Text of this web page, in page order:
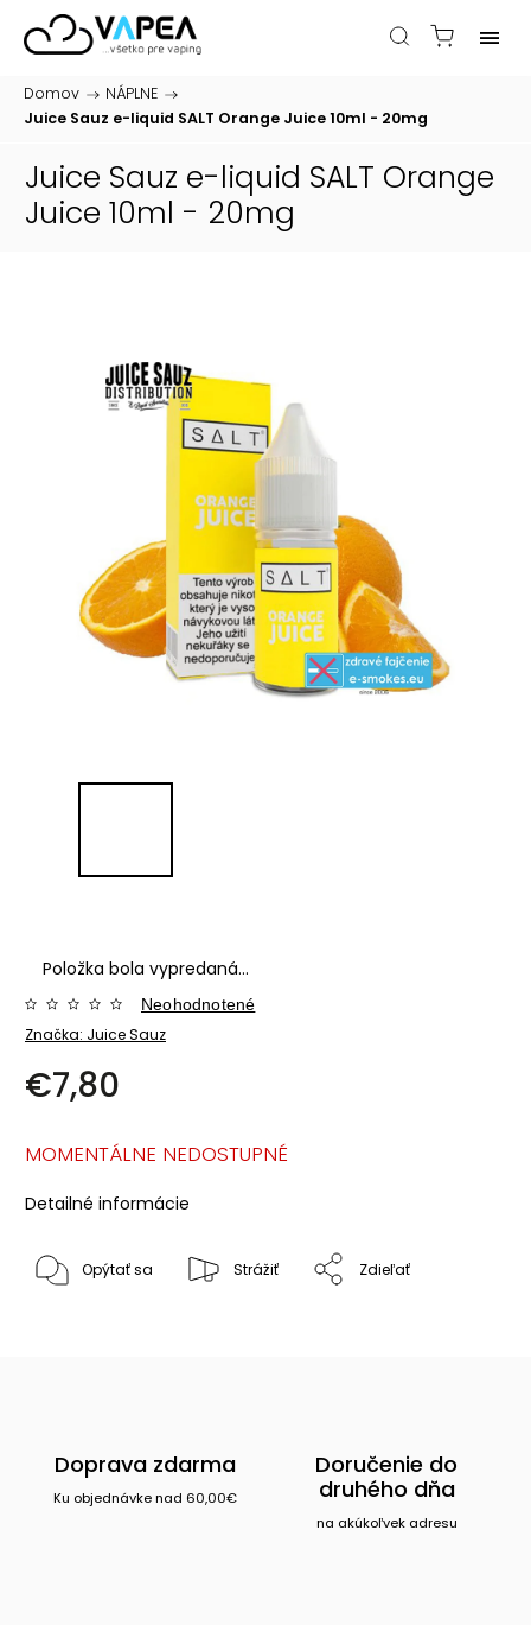
Domov / NÁPLNE /
Juice Sauz e-liquid SALT Orange Juice 10ml - 20mg
Juice Sauz e-liquid SALT Orange
Juice 10ml - 20mg
Položka bola vypredaná…
Značka: Juice Sauz
Neohodnotené
€7,80
MOMENTÁLNE NEDOSTUPNÉ
Detailné informácie
Opýtať sa Strážiť Zdieľať
Doprava zdarma
Ku objednávke nad 60,00€
Doručenie do
druhého dňa
na akúkoľvek adresu